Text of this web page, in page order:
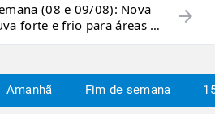
(08 e 09/08): Nova
forte e frio para áreas do
arrow_forward
Amanhã Fim de semana